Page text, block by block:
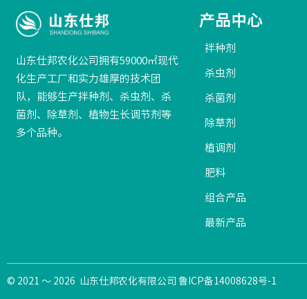
山东仕邦农化公司拥有59000㎡现代
化生产工厂和实力雄厚的技术团
队，能够生产拌种剂、杀虫剂、杀
菌剂、除草剂、植物生长调节剂等
多个品种。
产品中心
拌种剂
杀虫剂
杀菌剂
除草剂
植调剂
肥料
组合产品
最新产品
© 2021 ～ 2026 山东仕邦农化有限公司 鲁ICP备14008628号-1